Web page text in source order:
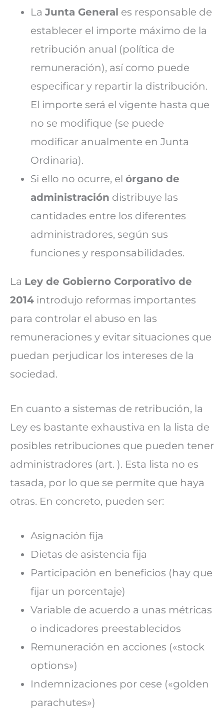
LaJunta General es responsable de
establecer el importe máximo de la
retribución anual (política de
remuneración), así como puede
especificar y repartir la distribución.
El importe será el vigente hasta que
no se modifique (se puede
modificar anualmente en Junta
Ordinaria).
Si ello no ocurre, elórgano de
administración distribuye las
cantidades entre los diferentes
administradores, según sus
funciones y responsabilidades.
La Ley de Gobierno Corporativo de
2014 introdujo reformas importantes
para controlar el abuso en las
remuneraciones y evitar situaciones que
puedan perjudicar los intereses de la
sociedad.
En cuanto a sistemas de retribución, la
Ley es bastante exhaustiva en la lista de
posibles retribuciones que pueden tener
administradores (art. ). Esta lista no es
tasada, por lo que se permite que haya
otras. En concreto, pueden ser:
Asignación fija
Dietas de asistencia fija
Participación en beneficios (hay que
fijar un porcentaje)
Variable de acuerdo a unas métricas
o indicadores preestablecidos
Remuneración en acciones («stock
options»)
Indemnizaciones por cese («golden
parachutes»)